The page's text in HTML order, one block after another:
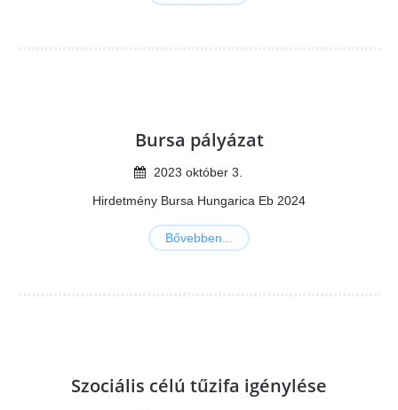
Bursa pályázat
2023 október 3
Hirdetmény Bursa Hungarica Eb 2024
Bővebben...
Szociális célú tűzifa igénylése